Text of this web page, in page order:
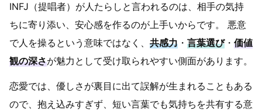
INFJ（提唱者）が人たらしと言われるのは、相手の気持
ちに寄り添い、安心感を作るのが上手いからです。 悪意
で人を操るという意味ではなく、 共感力 ・ 言葉選び・ 価値
観の深さが魅力として受け取られやすい側面があります。
恋愛では、優しさが裏目に出て誤解が生まれることもある
ので、抱え込みすぎず、短い言葉でも気持ちを共有する意